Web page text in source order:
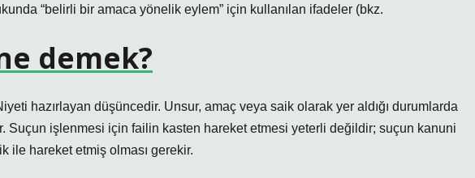
“belirli bir amaca yönelik eylem” için kullanılan ifadeler (bkz.
demek?
hazırlayan düşüncedir. Unsur, amaç veya saik olarak yer aldığı durumlarda
Suçun işlenmesi için failin kasten hareket etmesi yeterli değildir; suçun kanuni
ile hareket etmiş olması gerekir.